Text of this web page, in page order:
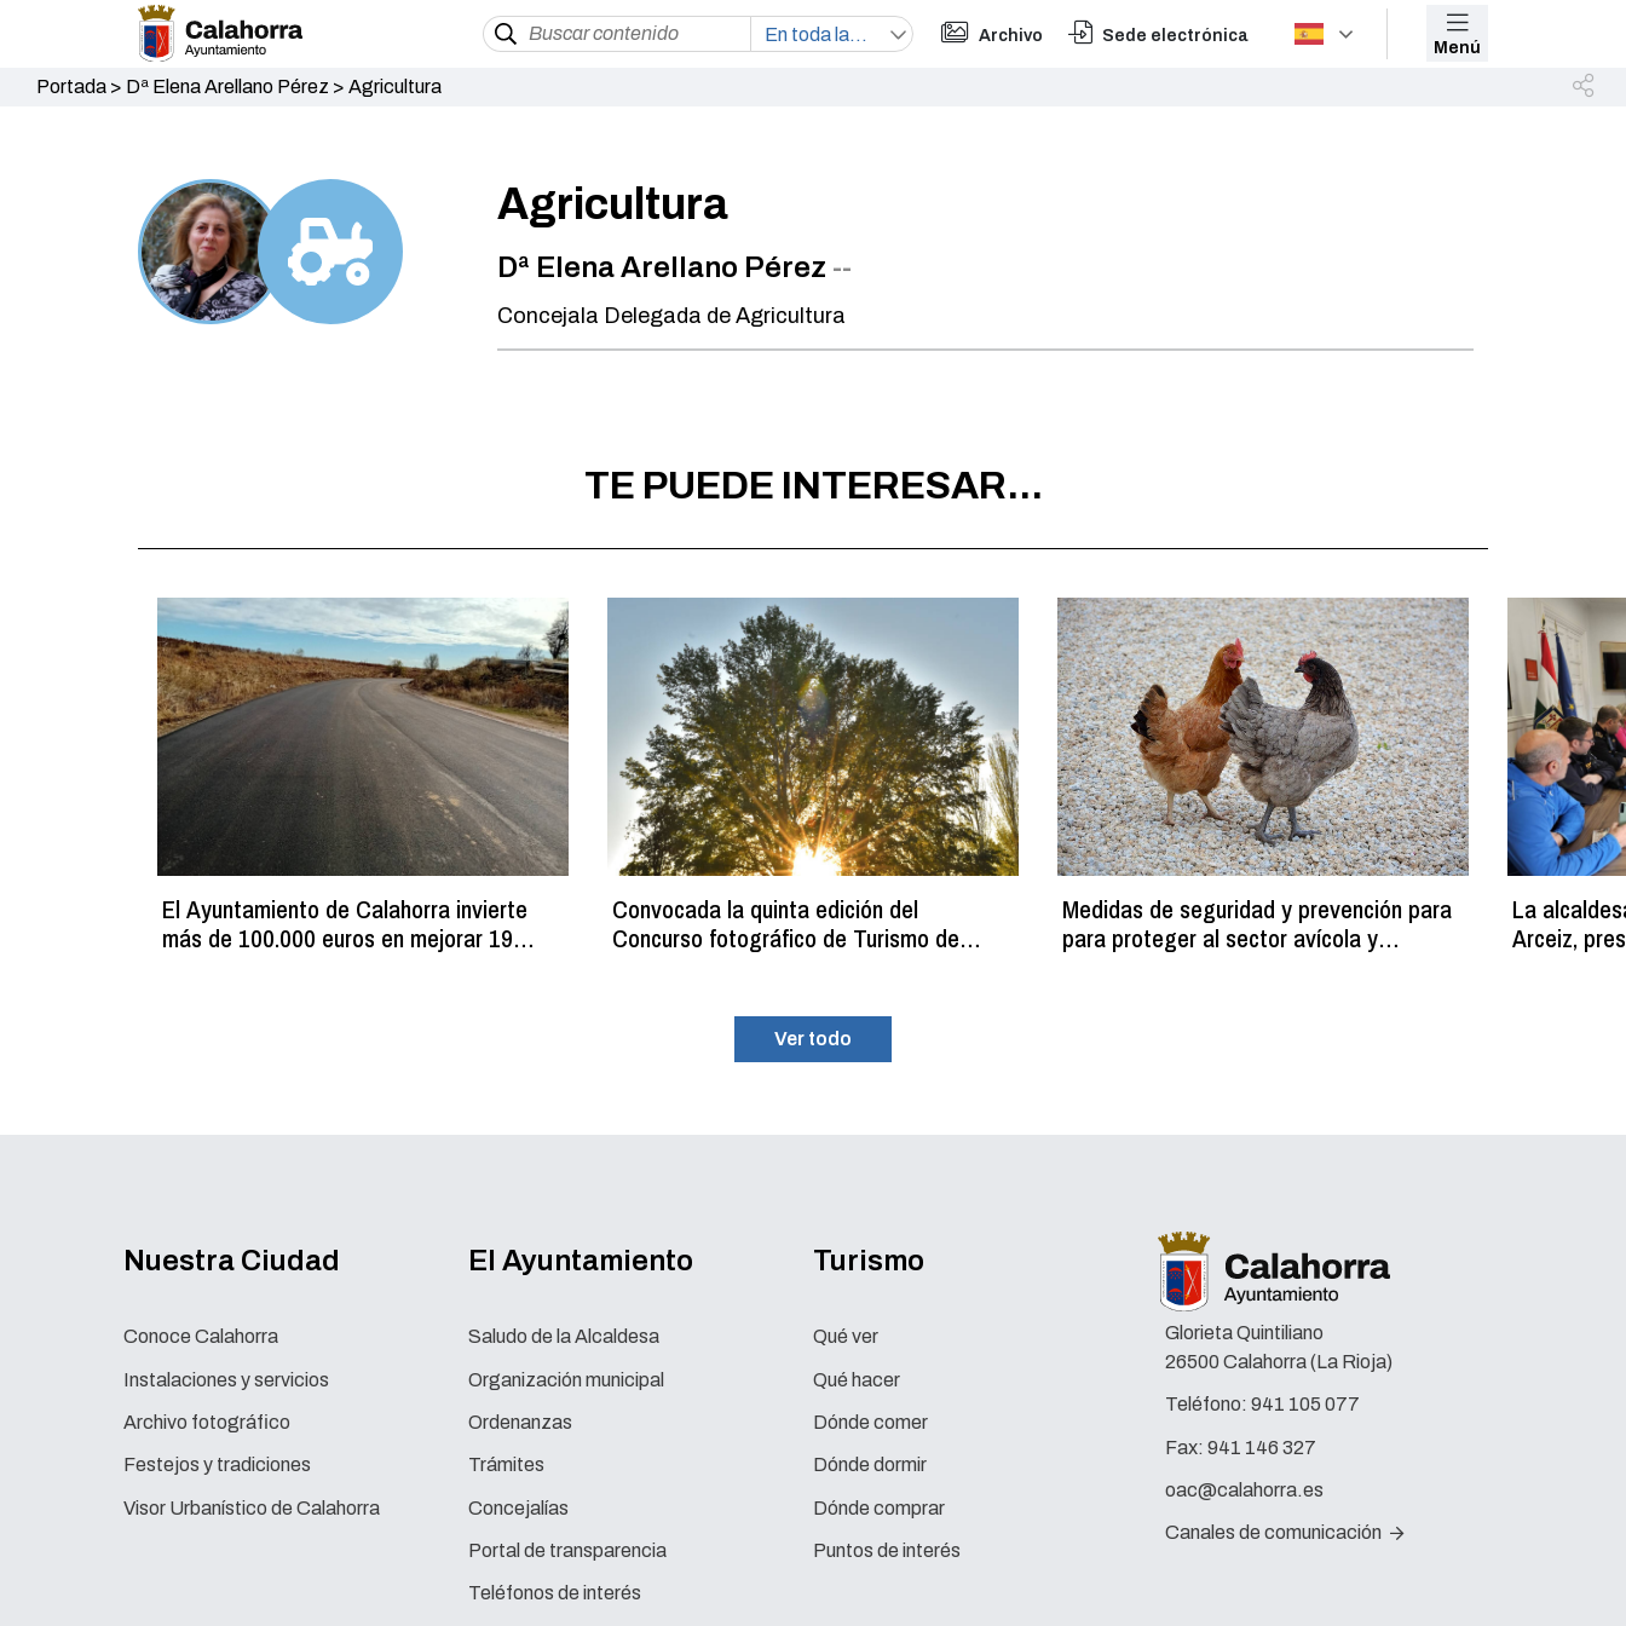
Archivo Sede electrónica
Menú
Portada> Dª Elena Arellano Pérez > Agricultura
Agricultura
Dª Elena Arellano Pérez --
Concejala Delegada de Agricultura
TE PUEDE INTERESAR...
El Ayuntamiento de Calahorra invierte
más de 100.000 euros en mejorar 19
Convocada la quinta edición del
Concurso fotográfico de Turismo de
Medidas de seguridad y prevención para
para proteger al sector avícola y
La
Arceiz,
Ver todo
Nuestra Ciudad
Conoce Calahorra
Instalaciones y servicios
Archivo fotográfico
Festejos y tradiciones
Visor Urbanístico de Calahorra
El Ayuntamiento
Saludo de la Alcaldesa
Organización municipal
Ordenanzas
Trámites
Concejalías
Portal de transparencia
Teléfonos de interés
Turismo
Qué ver
Qué hacer
Dónde comer
Dónde dormir
Dónde comprar
Puntos de interés
Glorieta Quintiliano
26500 Calahorra (La Rioja)
Teléfono: 941 105 077
Fax: 941 146 327
oac@calahorra.es
Canales de comunicación